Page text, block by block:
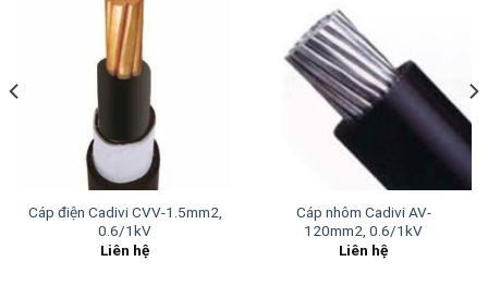
Cáp điện Cadivi CVV-1.5mm2,
0.6/1kV
Liên hệ
Cáp nhôm Cadivi AV-
120mm2, 0.6/1kV
Liên hệ